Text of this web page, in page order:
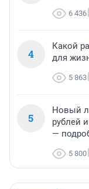
6 436
4
Какой
для
5 863
5
Новый
рублей
—
5 800